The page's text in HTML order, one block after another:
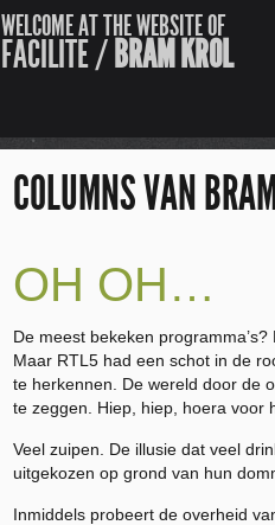
WELCOME AT THE WEBSITE OF
FACILITE / BRAM KROL
COLUMNS VAN
OH OH…
De meest bekeken
Maar RTL5 had een schot in de
te herkennen. De wereld door de
te zeggen. Hiep, hiep, hoera voor
Veel zuipen. De illusie dat veel
uitgekozen op grond van hun
Inmiddels probeert de overheid